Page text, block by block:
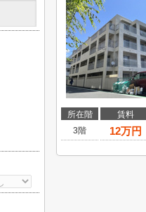
所在階 賃料
3階
12万円